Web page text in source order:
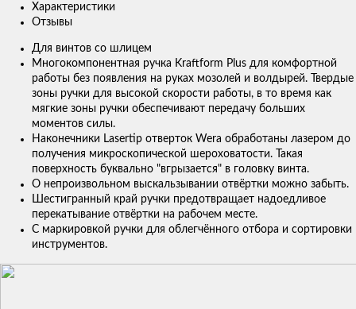
Характеристики
Отзывы
Для винтов со шлицем
Многокомпонентная ручка Kraftform Plus для комфортной
работы без появления на руках мозолей и волдырей. Твердые
зоны ручки для высокой скорости работы, в то время как
мягкие зоны ручки обеспечивают передачу больших
моментов силы.
Наконечники Lasertip отверток Wera обработаны лазером до
получения микроскопической шероховатости. Такая
поверхность буквально "вгрызается" в головку винта.
О непроизвольном выскальзывании отвёртки можно забыть.
Шестигранный край ручки предотвращает надоедливое
перекатывание отвёртки на рабочем месте.
С маркировкой ручки для облегчённого отбора и сортировки
инструментов.